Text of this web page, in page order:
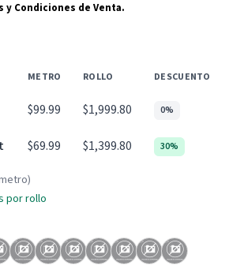
y Condiciones de Venta.
METRO ROLLO DESCUENTO
$99.99 $1,999.80 0%
$69.99 $1,399.80 30%
por rollo